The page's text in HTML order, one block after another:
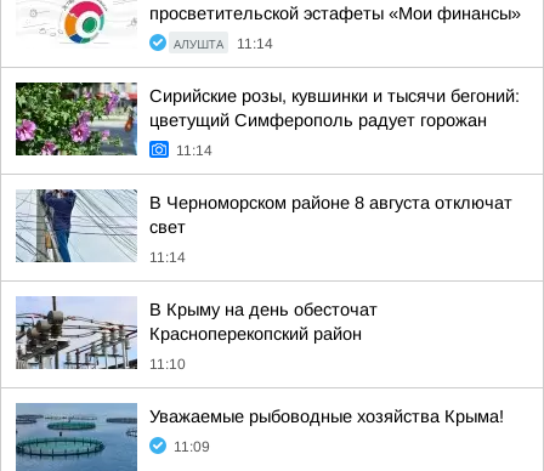
просветительской эстафеты «Мои финансы»
АЛУШТА 11:14
Сирийские розы, кувшинки и тысячи бегоний:
цветущий Симферополь радует горожан
11:14
В Черноморском районе 8 августа отключат
свет
11:14
В Крыму на день обесточат
Красноперекопский район
11:10
Уважаемые рыбоводные хозяйства Крыма!
11:09